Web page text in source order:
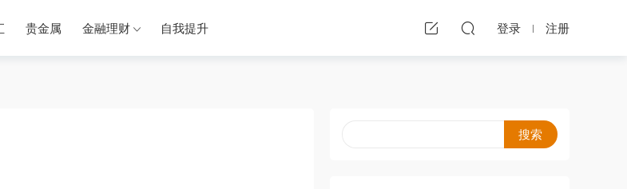
贵金属 金融理财 自我提升 登录 注册